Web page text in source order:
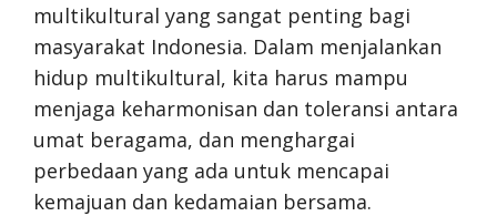
multikultural yang sangat penting bagi
masyarakat Indonesia. Dalam menjalankan
hidup multikultural, kita harus mampu
menjaga keharmonisan dan toleransi antara
umat beragama, dan menghargai
perbedaan yang ada untuk mencapai
kemajuan dan kedamaian bersama.